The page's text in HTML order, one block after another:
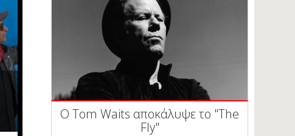
Ο Tom Waits αποκάλυψε το "The
Fly"